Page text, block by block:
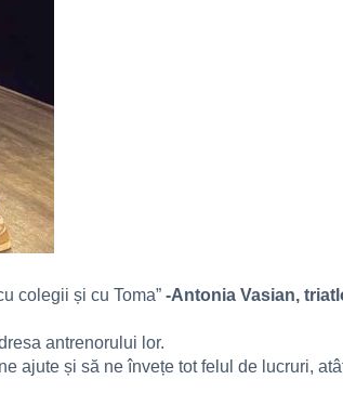
colegii și cu Toma” -Antonia Vasian,
antrenorului lor.
ajute și să ne învețe tot felul de lucruri,